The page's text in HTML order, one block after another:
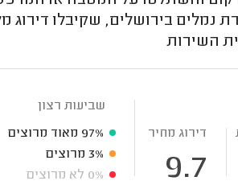
בירושלים, שקיבלו דירוג
השירות
דירוג מחיר
9.7
שביעות רצון
97% מאוד מרוצים
3% מרוצים
0% לא מרוצים